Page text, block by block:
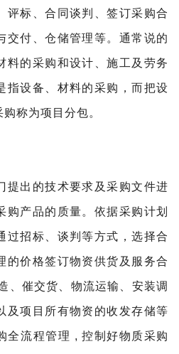
评标、合同谈判、签订采购合
交付、仓储管理等。通常说的
料的采购和设计、施工及劳务
指设备、材料的采购，而把设
称为项目分包。
提出的技术要求及采购文件进
购产品的质量。依据采购计划
过招标、谈判等方式，选择合
的价格签订物资供货及服务合
、催交货、物流运输、安装调
及项目所有物资的收发存储等
全流程管理 , 控制好物质采购